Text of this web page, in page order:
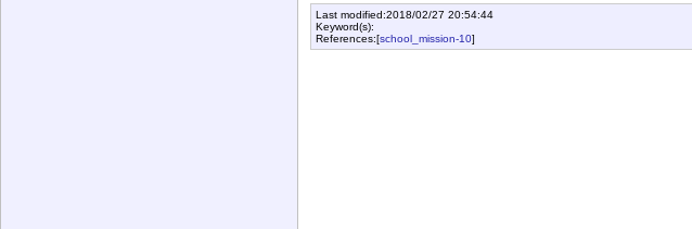
Last modified:2018/02/27 20:54:44
Keyword(s):
References:[school_mission-10]